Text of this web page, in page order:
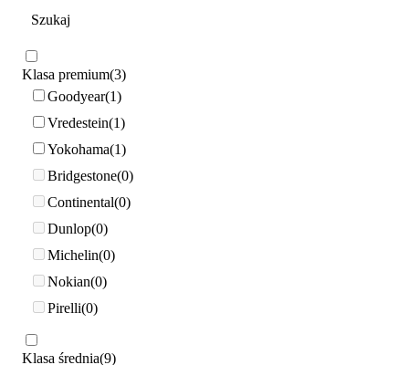
Klasa premium 3
Goodyear 1
Vredestein 1
Yokohama 1
Bridgestone 0
Continental 0
Dunlop 0
Michelin 0
Nokian 0
Pirelli 0
Klasa średnia 9